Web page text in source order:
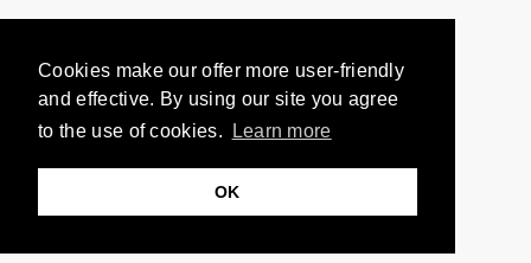
Cookies make our offer more user-friendly
and effective. By using our site you agree
to the use of cookies.
Learn more
OK